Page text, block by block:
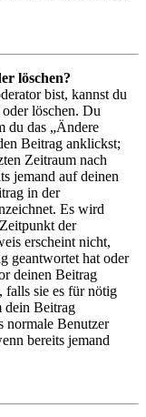
löschen?
bist, kannst du
löschen. Du
du das „Ändere
Beitrag anklickst;
Zeitraum nach
jemand auf deinen
in der
Es wird
der
erscheint nicht,
geantwortet hat oder
deinen Beitrag
falls sie es für nötig
dein Beitrag
normale Benutzer
bereits jemand